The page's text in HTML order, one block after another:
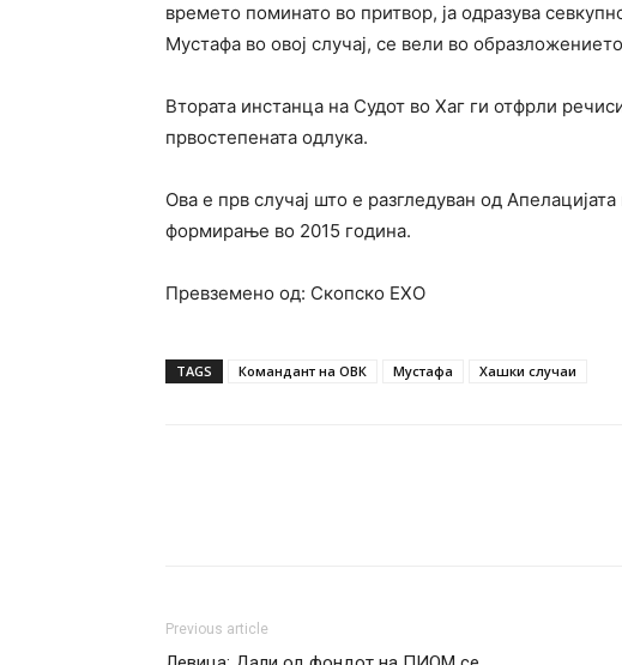
времето поминато во притвор, ја одразува
Мустафа во овој случај, се вели во
Втората инстанца на Судот во Хаг ги отфрли
првостепената одлука.
Ова е прв случај што е разгледуван од
формирање во 2015 година.
Превземено од: Скопско ЕХО
TAGS Командант на ОВК Мустафа Хашки случаи
Previous article